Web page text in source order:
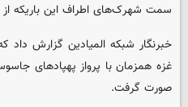
سمت شهرک‌های اطراف این باریکه
خبرنگار شبکه المیادین گزارش
غزه همزمان با پرواز پهپادهای
صورت گرفت.